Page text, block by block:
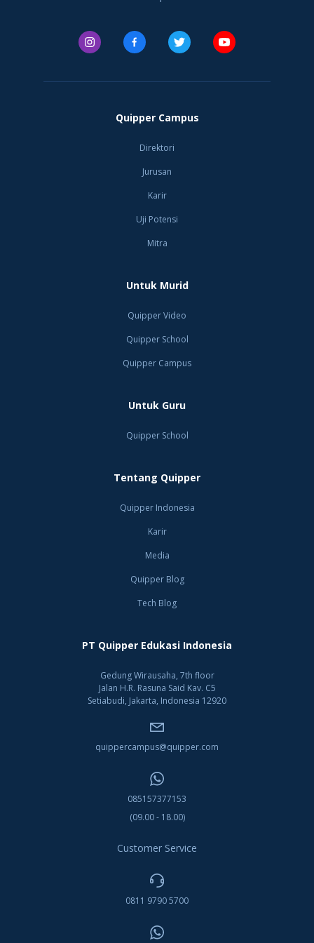
Quipper Campus
Direktori
Jurusan
Karir
Uji Potensi
Mitra
Untuk Murid
Quipper Video
Quipper School
Quipper Campus
Untuk Guru
Quipper School
Tentang Quipper
Quipper Indonesia
Karir
Media
Quipper Blog
Tech Blog
PT Quipper Edukasi Indonesia
Gedung Wirausaha, 7th floor
Jalan H.R. Rasuna Said Kav. C5
Setiabudi, Jakarta, Indonesia 12920
quippercampus@quipper.com
085157377153
(09.00 - 18.00)
Customer Service
0811 9790 5700